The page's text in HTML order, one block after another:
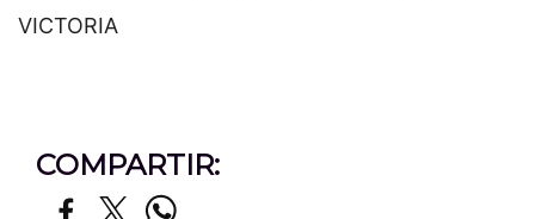
VICTORIA
COMPARTIR: